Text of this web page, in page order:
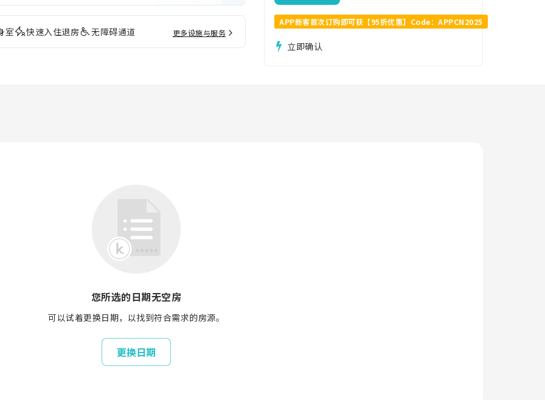
室 快速入住退房 无障碍通道 更多设施与服务
APP新客首次订购即可获【95折优惠】Code：APPCN2025
立即确认
您所选的日期无空房
可以试着更换日期，以找到符合需求的房源。
更换日期